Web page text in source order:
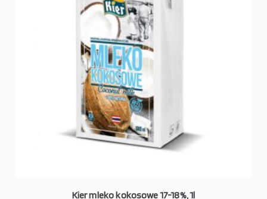
Kier mleko kokosowe 17-18%, 1l